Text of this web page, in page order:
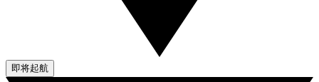
即将起航